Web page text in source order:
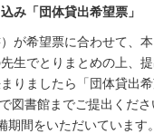
み「団体貸出希望票」
が希望票に合わせて、本
生でとりまとめの上、提
りましたら「団体貸出希
図書館までご提出くださ
期間をいただいています